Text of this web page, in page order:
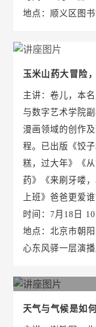
地点：顺义区图
玉米山药大冒险
主讲：卷儿，本
与数字艺术学院
漫画领域的创作
程。已出版《饺
糕，过大年》《
药》《来刷牙喽
上班》爸爸更爱
时间：7月18日
地点：北京市朝
心东风驿一层演
天气与气候是如